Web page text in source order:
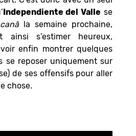
Independiente del Valle se
la semaine prochaine,
ainsi s’estimer heureux,
enfin montrer quelques
se reposer uniquement sur
de ses offensifs pour aller
chose.